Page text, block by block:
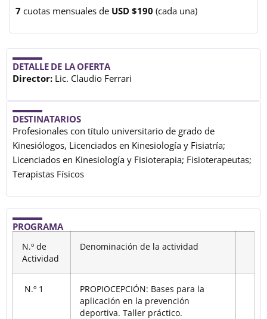
7 cuotas mensuales de USD $190 (cada una)
DETALLE DE LA OFERTA
Director: Lic. Claudio Ferrari
DESTINATARIOS
Profesionales con título universitario de grado de
Kinesiólogos, Licenciados en Kinesiología y Fisiatría;
Licenciados en Kinesiología y Fisioterapia; Fisioterapeutas;
Terapistas Físicos
PROGRAMA
N.º de
Actividad
Denominación de la actividad
N.º 1
PROPIOCEPCIÓN: Bases para la
aplicación en la prevención
deportiva. Taller práctico.